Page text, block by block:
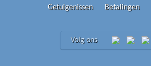
Getuigenissen Betalingen
Volg ons